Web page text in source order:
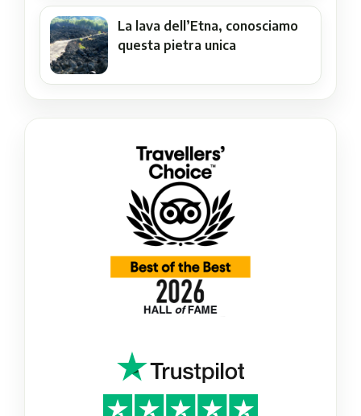
La lava dell’Etna, conosciamo
questa pietra unica